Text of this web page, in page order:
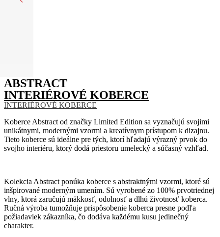
ABSTRACT
INTERIÉROVÉ KOBERCE
INTERIÉROVÉ KOBERCE
Koberce Abstract od značky Limited Edition sa vyznačujú svojimi
unikátnymi, modernými vzormi a kreatívnym prístupom k dizajnu.
Tieto koberce sú ideálne pre tých, ktorí hľadajú výrazný prvok do
svojho interiéru, ktorý dodá priestoru umelecký a súčasný vzhľad.
Kolekcia Abstract ponúka koberce s abstraktnými vzormi, ktoré sú
inšpirované moderným umením. Sú vyrobené zo 100% prvotriednej
vlny, ktorá zaručujú mäkkosť, odolnosť a dlhú životnosť koberca.
Ručná výroba tumožňuje prispôsobenie koberca presne podľa
požiadaviek zákazníka, čo dodáva každému kusu jedinečný
charakter.